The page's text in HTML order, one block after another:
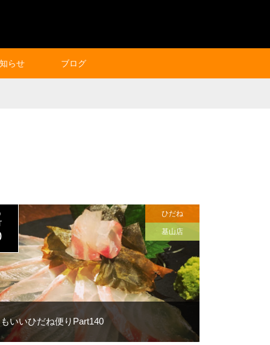
らせ ブログ
いいひだね便りPart140
ひだね
基山店